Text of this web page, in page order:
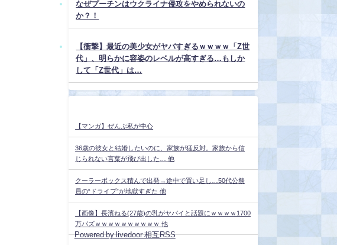
なぜプーチンはウクライナ侵攻をやめられないの
か？！
【衝撃】最近の美少女がヤバすぎるｗｗｗｗ「Z世
代」、明らかに容姿のレベルが高すぎる…もしか
して「Z世代」は…
【マンガ】ぜんぶ私が中心
36歳の彼女と結婚したいのに、家族が猛反対。家族から信
じられない言葉が飛び出した… 他
クーラーボックス積んで出発→途中で買い足し…50代公務
員の“ドライブ”が地獄すぎた 他
【画像】長濱ねる(27歳)の乳がヤバイと話題にｗｗｗｗ1700
万バズｗｗｗｗｗｗｗｗｗｗ 他
Powered by livedoor 相互RSS